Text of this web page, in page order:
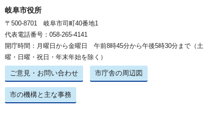
岐阜市役所
〒500-8701 岐阜市司町40番地1
代表電話番号：058-265-4141
開庁時間：月曜日から金曜日 午前8時45分から午後5時30分まで（土
曜・日曜・祝日・年末年始を除く）
ご意見・お問い合わせ 市庁舎の周辺図
市の機構と主な事務